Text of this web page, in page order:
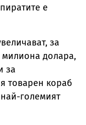
е
за
милиона долара,
за
товарен кораб
големият